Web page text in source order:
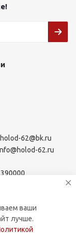
holod-62@bk.ru
62.ru
390000
бытовой и
ваши
лучше.